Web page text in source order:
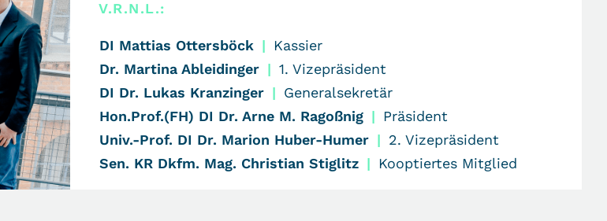
V.R.N.L.:
DI Mattias Ottersböck |
Kassier
Dr. Martina Ableidinger | 1. Vizepräsident
DI Dr. Lukas Kranzinger | Generalsekretär
Hon.Prof.(FH) DI Dr. Arne M. Ragoßnig |
Präsident
Univ.-Prof. DI Dr. Marion Huber-Humer | 2. Vizepräsident
Sen. KR Dkfm. Mag. Christian Stiglitz | Kooptiertes Mitglied